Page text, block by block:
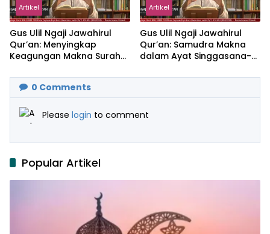
Artikel
Gus Ulil Ngaji Jawahirul
Qur’an: Menyingkap
Keagungan Makna Surah
Artikel
Gus Ulil Ngaji Jawahirul
Qur’an: Samudra Makna
dalam Ayat Singgasana-
0 Comments
Please login to comment
Popular Artikel